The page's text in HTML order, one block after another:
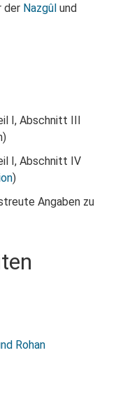
der Nazgûl und
I, Abschnitt III
I, Abschnitt IV
)
Angaben zu
Rohan